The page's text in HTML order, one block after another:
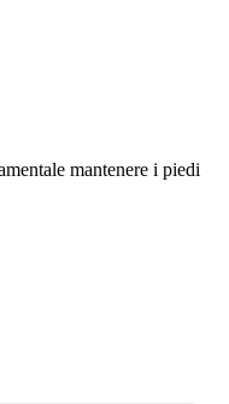
mantenere i piedi